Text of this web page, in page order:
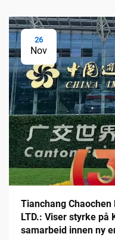
26
Nov
Tianchang Chaochen
LTD.: Viser styrke på
samarbeid innen ny